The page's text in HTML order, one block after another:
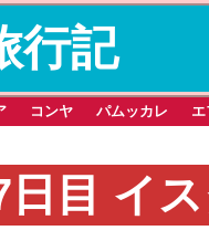
行記
コンヤ パムッカレ
日目 イ